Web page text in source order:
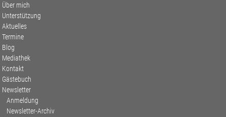
Über mich
Unterstützung
Aktuelles
Termine
Blog
Mediathek
Kontakt
Gästebuch
Newsletter
Anmeldung
Newsletter-Archiv